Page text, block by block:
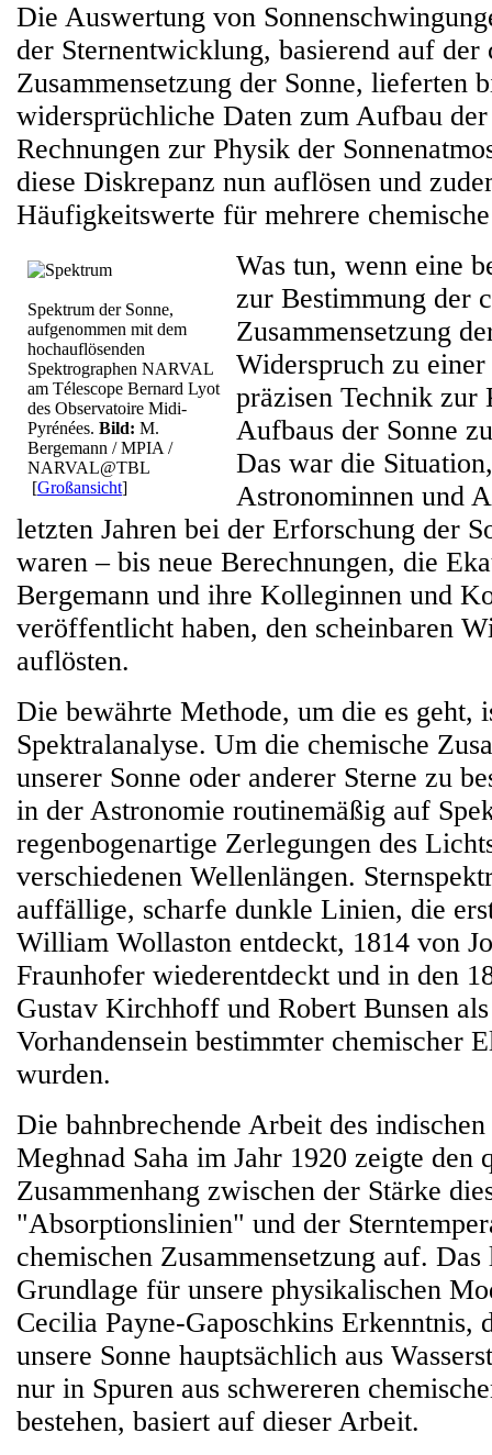
Die Auswertung von
der Sternentwicklung, basierend auf der
Zusammensetzung der Sonne, lieferten
widersprüchliche Daten zum Aufbau
Rechnungen zur Physik der
diese Diskrepanz nun auflösen und
Häufigkeitswerte für mehrere
Spektrum der Sonne,
aufgenommen mit dem
hochauflösenden
Spektrographen NARVAL
am Télescope Bernard Lyot
des Observatoire Midi-
Pyrénées. Bild: M.
Bergemann / MPIA /
NARVAL@TBL
[Großansicht]
Was tun, wenn eine
zur Bestimmung der
Zusammensetzung
Widerspruch zu
präzisen Technik zur
Aufbaus der Sonne
Das war die
Astronominnen und
letzten Jahren bei der Erforschung der
waren – bis neue Berechnungen, die
Bergemann und ihre Kolleginnen und
veröffentlicht haben, den scheinbaren
auflösten.
Die bewährte Methode, um die es geht,
Spektralanalyse. Um die chemische
unserer Sonne oder anderer Sterne zu
in der Astronomie routinemäßig auf
regenbogenartige Zerlegungen des
verschiedenen Wellenlängen.
auffällige, scharfe dunkle Linien, die
William Wollaston entdeckt, 1814 von
Fraunhofer wiederentdeckt und in den
Gustav Kirchhoff und Robert Bunsen
Vorhandensein bestimmter chemischer
wurden.
Die bahnbrechende Arbeit des
Meghnad Saha im Jahr 1920 zeigte den
Zusammenhang zwischen der Stärke
"Absorptionslinien" und der
chemischen Zusammensetzung auf.
Grundlage für unsere physikalischen
Cecilia Payne-Gaposchkins Erkenntnis,
unsere Sonne hauptsächlich aus
nur in Spuren aus schwereren
bestehen, basiert auf dieser Arbeit.